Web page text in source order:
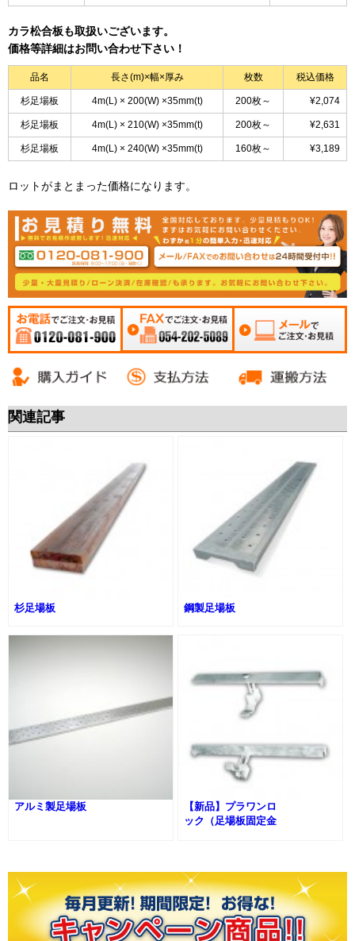
カラ松合板も取扱いございます。
価格等詳細はお問い合わせ下さい！
品名 長さ(m)×幅×厚み 枚数 税込価格
杉足場板 4m(L) × 200(W) ×35mm(t) 200枚～ ¥2,074
杉足場板 4m(L) × 210(W) ×35mm(t) 200枚～ ¥2,631
杉足場板 4m(L) × 240(W) ×35mm(t) 160枚～ ¥3,189
ロットがまとまった価格になります。
見積 0120-081-900
054-202-5089
見積
関連記事
杉足場板 鋼製足場板
アルミ製足場板
【新品】プラワンロ
ック（足場板固定金